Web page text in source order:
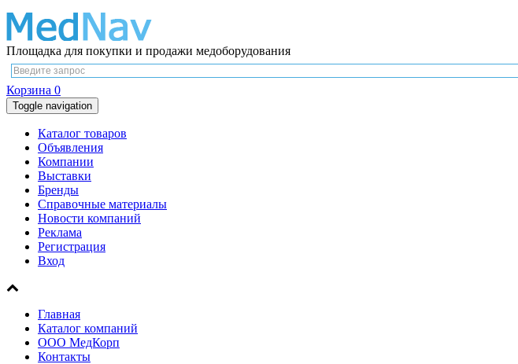
Площадка для покупки и продажи медоборудования
Корзина 0
Toggle navigation
Каталог товаров
Объявления
Компании
Выставки
Бренды
Справочные материалы
Новости компаний
Реклама
Регистрация
Вход
Главная
Каталог компаний
ООО МедКорп
Контакты